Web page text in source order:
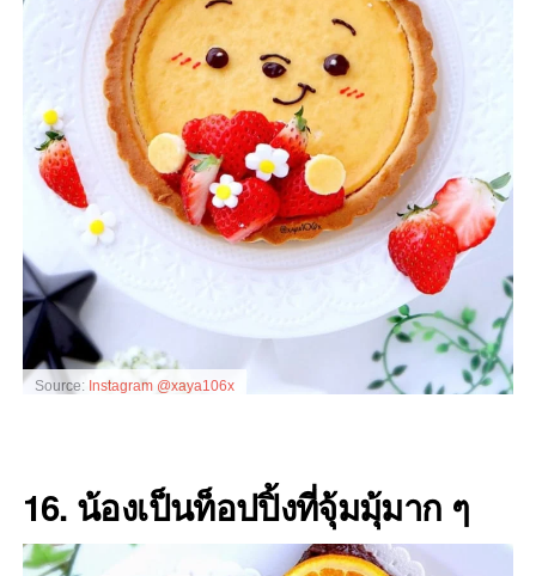
Source: Instagram @xaya106x
16. น้องเป็นท็อปปิ้งที่จุ้มมุ้มาก ๆ